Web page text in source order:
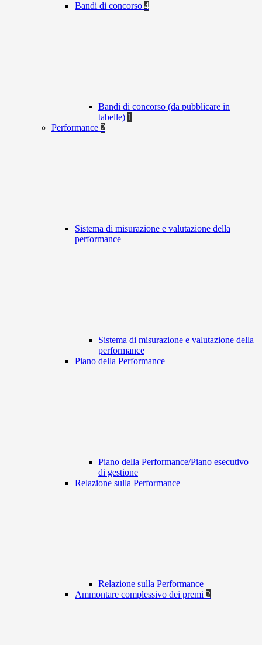
Bandi di concorso 4
Bandi di concorso (da pubblicare in
tabelle) 1
Performance 2
Sistema di misurazione e valutazione della
performance
Sistema di misurazione e valutazione della
performance
Piano della Performance
Piano della Performance/Piano esecutivo
di gestione
Relazione sulla Performance
Relazione sulla Performance
Ammontare complessivo dei premi 2